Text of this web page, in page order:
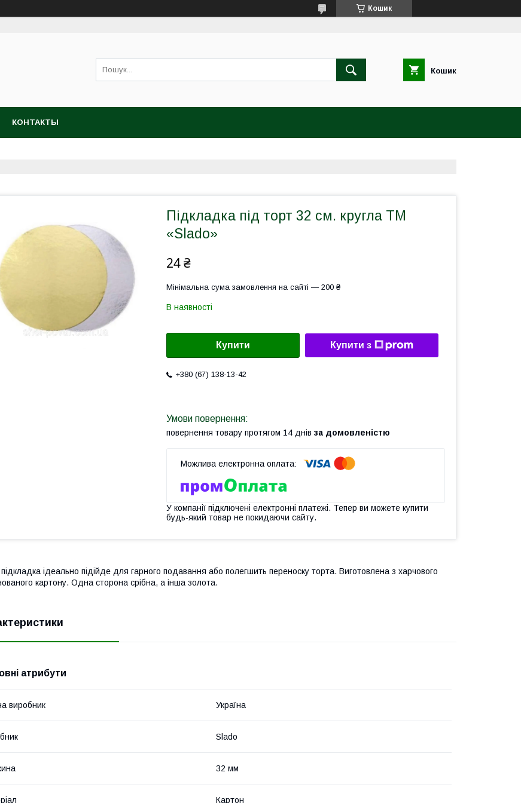
Кошик
Кошик
КОНТАКТЫ
Підкладка під торт 32 см. кругла ТМ
«Slado»
24 ₴
Мінімальна сума замовлення на сайті — 200 ₴
В наявності
Купити Купити з
+380 (67) 138-13-42
повернення товару протягом 14 днів за домовленістю
У компанії підключені електронні платежі. Тепер ви можете купити
будь-який товар не покидаючи сайту.
ідеально підійде для гарного подавання або полегшить переноску торта. Виготовлена з харчового
картону. Одна сторона срібна, а інша золота.
атрибути
виробник Україна
Slado
32 мм
Картон